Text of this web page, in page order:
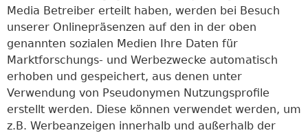
Media Betreiber erteilt haben, werden bei Besuch
unserer Onlinepräsenzen auf den in der oben
genannten sozialen Medien Ihre Daten für
Marktforschungs- und Werbezwecke automatisch
erhoben und gespeichert, aus denen unter
Verwendung von Pseudonymen Nutzungsprofile
erstellt werden. Diese können verwendet werden, um
z.B. Werbeanzeigen innerhalb und außerhalb der